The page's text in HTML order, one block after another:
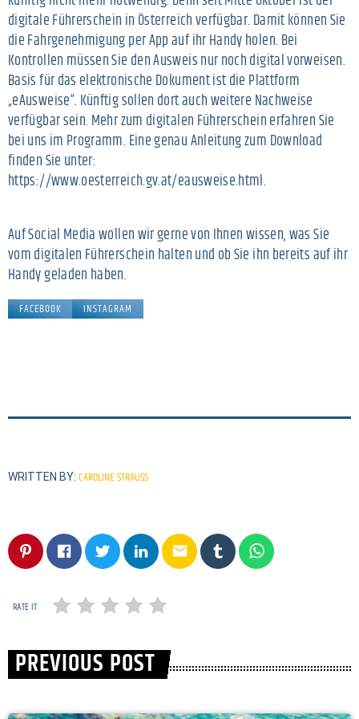
digitale Führerschein in Österreich verfügbar. Damit können Sie
die Fahrgenehmigung per App auf ihr Handy holen. Bei
Kontrollen müssen Sie den Ausweis nur noch digital vorweisen.
Basis für das elektronische Dokument ist die Plattform
„eAusweise“. Künftig sollen dort auch weitere Nachweise
verfügbar sein. Mehr zum digitalen Führerschein erfahren Sie
bei uns im Programm. Eine genau Anleitung zum Download
finden Sie unter:
https://www.oesterreich.gv.at/eausweise.html.
Auf Social Media wollen wir gerne von Ihnen wissen, was Sie
vom digitalen Führerschein halten und ob Sie ihn bereits auf ihr
Handy geladen haben.
FACEBOOK INSTAGRAM
WRITTEN BY: CAROLINE STRAUSS
email
RATE IT
PREVIOUS POST